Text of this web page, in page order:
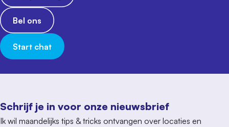
Schrijf je in voor onze nieuwsbrief
Ik wil maandelijks tips & tricks ontvangen over locaties en
Bel ons
Start chat